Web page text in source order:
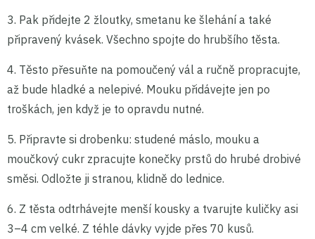
3. Pak přidejte 2 žloutky, smetanu ke šlehání a také
připravený kvásek. Všechno spojte do hrubšího těsta.
4. Těsto přesuňte na pomoučený vál a ručně propracujte,
až bude hladké a nelepivé. Mouku přidávejte jen po
troškách, jen když je to opravdu nutné.
5. Připravte si drobenku: studené máslo, mouku a
moučkový cukr zpracujte konečky prstů do hrubé drobivé
směsi. Odložte ji stranou, klidně do lednice.
6. Z těsta odtrhávejte menší kousky a tvarujte kuličky asi
3–4 cm velké. Z téhle dávky vyjde přes 70 kusů.